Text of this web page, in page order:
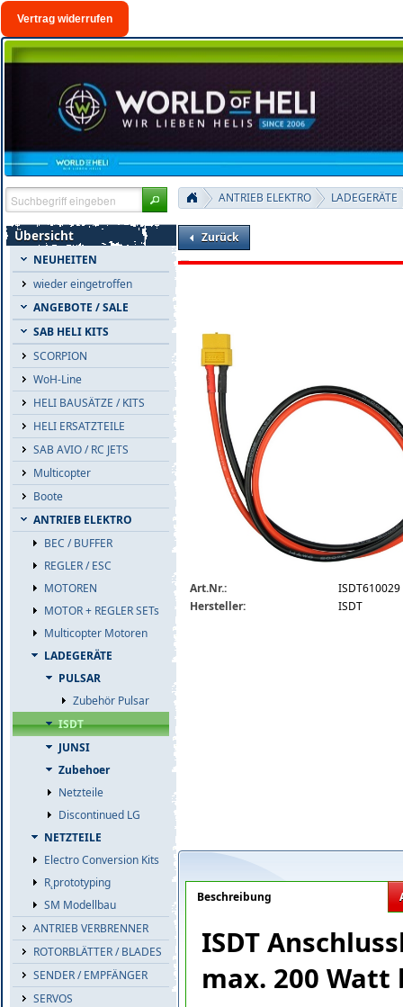
Vertrag widerrufen
Übersicht
NEUHEITEN
wieder eingetroffen
ANGEBOTE / SALE
SAB HELI KITS
SCORPION
WoH-Line
HELI BAUSÄTZE / KITS
HELI ERSATZTEILE
SAB AVIO / RC JETS
Multicopter
Boote
ANTRIEB ELEKTRO
BEC / BUFFER
REGLER / ESC
MOTOREN
MOTOR + REGLER SETs
Multicopter Motoren
LADEGERÄTE
PULSAR
Zubehör Pulsar
ISDT
JUNSI
Zubehoer
Netzteile
Discontinued LG
NETZTEILE
Electro Conversion Kits
R˛prototyping
SM Modellbau
ANTRIEB VERBRENNER
ROTORBLÄTTER / BLADES
SENDER / EMPFÄNGER
SERVOS
ANTRIEB ELEKTRO LADEGERÄTE
Zurück
Art.Nr.:
ISDT610029
Hersteller:
ISDT
Beschreibung
ISDT
max. 200 Watt